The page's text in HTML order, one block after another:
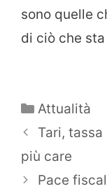
sono quelle
di ciò che
Categorie
Attualità
Tari,
più care
Pace